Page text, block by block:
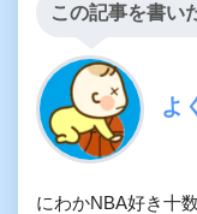
この記事を書い
よ
にわかNBA好き十